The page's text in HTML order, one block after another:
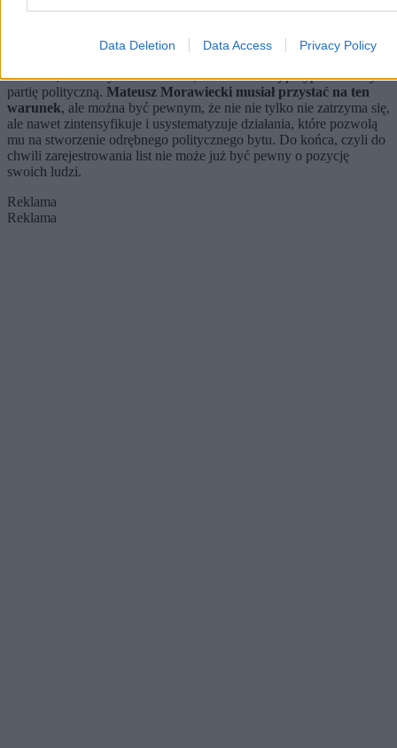
Data Deletion Data Access Privacy Policy
lokalnych struktur Rozwoju Plus. Prezes Kaczyński wyraźnie
miastach, z lokalnymi oddziałami, coraz bardziej przypominałoby
partię polityczną. Mateusz Morawiecki musiał przystać na ten
warunek, ale można być pewnym, że nie nie tylko nie zatrzyma się,
ale nawet zintensyfikuje i usystematyzuje działania, które pozwolą
mu na stworzenie odrębnego politycznego bytu. Do końca, czyli do
chwili zarejestrowania list nie może już być pewny o pozycję
swoich ludzi.
Reklama
Reklama